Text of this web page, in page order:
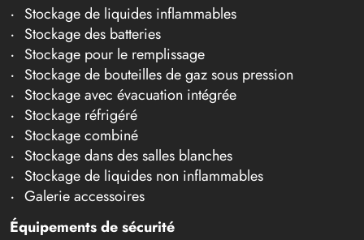
Stockage de liquides inflammables
Stockage des batteries
Stockage pour le remplissage
Stockage de bouteilles de gaz sous pression
Stockage avec évacuation intégrée
Stockage réfrigéré
Stockage combiné
Stockage dans des salles blanches
Stockage de liquides non inflammables
Galerie accessoires
Équipements de sécurité